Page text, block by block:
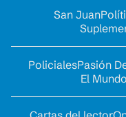
San Juan
PolicialesPasión
El Mundo